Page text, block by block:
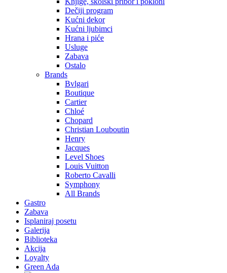
Dečiji program
Kućni dekor
Kućni ljubimci
Hrana i piće
Usluge
Zabava
Ostalo
Brands
Bvlgari
Boutique
Cartier
Chloé
Chopard
Christian Louboutin
Henry
Jacques
Level Shoes
Louis Vuitton
Roberto Cavalli
Symphony
All Brands
Gastro
Zabava
Isplaniraj posetu
Galerija
Biblioteka
Akcija
Loyalty
Green Ada